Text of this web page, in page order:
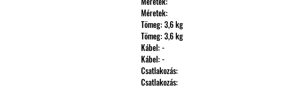
                Méretek:
                Tömeg: 3,6 kg
                Tömeg: 3,6 kg
                Kábel: -
                Kábel: -
                Csatlakozás:
                Csatlakozás: